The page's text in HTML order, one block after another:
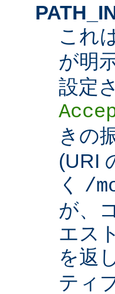
これ
が明
設定
きの
(URI
く /
が、
エス
を返
ティ